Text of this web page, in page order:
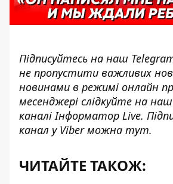
Підписуйтесь на наш
не пропустити важливих
новинами в режимі онлайн
месенджері слідкуйте на
каналіІнформатор Live.
канал у Viber можна тут.
ЧИТАЙТЕ ТАКОЖ: